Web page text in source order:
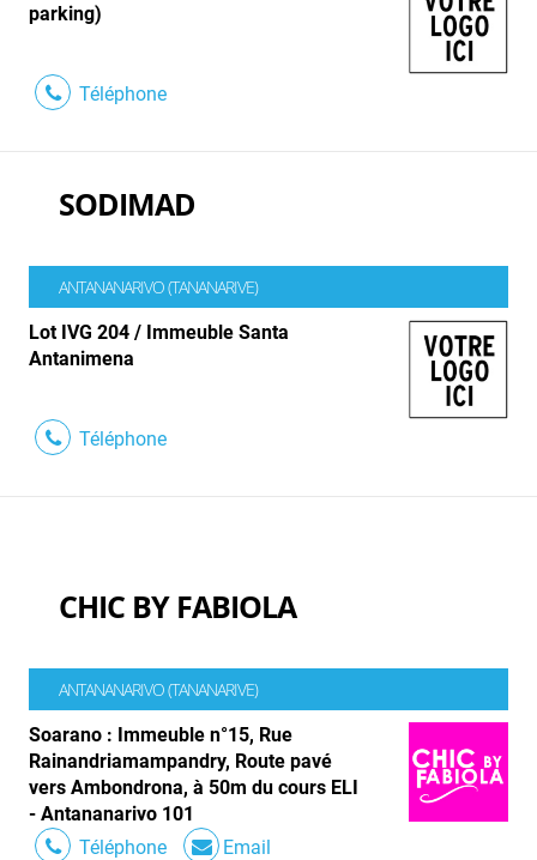
parking)
Téléphone
SODIMAD
ANTANANARIVO (TANANARIVE)
Lot IVG 204 / Immeuble Santa
Antanimena
Téléphone
CHIC BY FABIOLA
ANTANANARIVO (TANANARIVE)
Soarano : Immeuble n°15, Rue
Rainandriamampandry, Route pavé
vers Ambondrona, à 50m du cours ELI
- Antananarivo 101
Téléphone
Email